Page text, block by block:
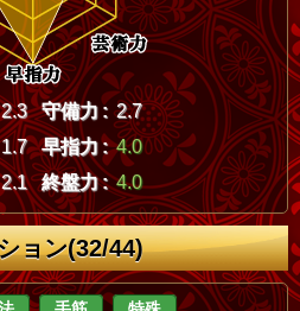
2.3 守備力 : 2.7
1.7 早指力 : 4.0
2.1 終盤力 : 4.0
ョン(32/44)